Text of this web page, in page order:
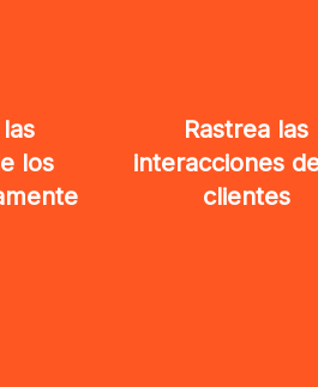
los
Rastrea las
interacciones
clientes